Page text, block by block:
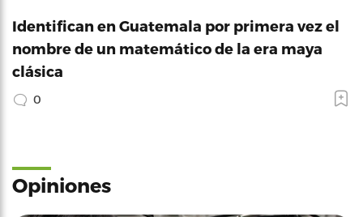
Identifican en Guatemala por primera vez el
nombre de un matemático de la era maya
clásica
0
Opiniones